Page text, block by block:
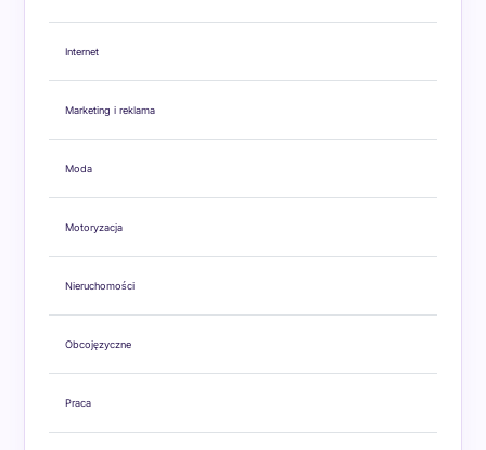
Internet
Marketing i reklama
Moda
Motoryzacja
Nieruchomości
Obcojęzyczne
Praca